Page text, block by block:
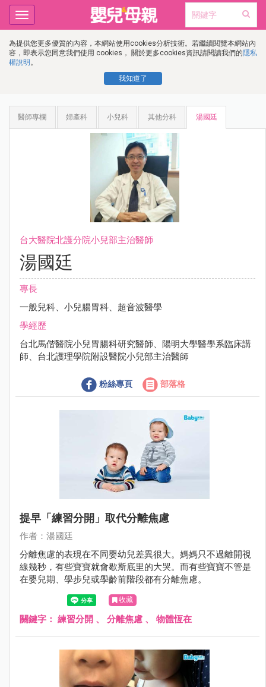
為提供您更多優質的內容，本網站使用cookies分析技術。若繼續閱覽本網站內
容，即表示您同意我們使用 cookies， 關於更多cookies資訊請閱讀我們的隱私
權說明 。
我知道了
Toggle
navigation
醫師專欄 婦產科 小兒科 其他分科 湯國廷
台大醫院北護分院小兒部主治醫師
湯國廷
專長
一般兒科、小兒腸胃科、超音波醫學
學經歷
台北馬偕醫院小兒胃腸科研究醫師、陽明大學醫學系臨床講
師、台北護理學院附設醫院小兒部主治醫師
粉絲專頁 部落格
提早「練習分開」取代分離焦慮
作者：湯國廷
分離焦慮的表現在不同嬰幼兒差異很大。媽媽只不過離開視
線幾秒，有些寶寶就會歇斯底里的大哭。而有些寶寶不管是
在嬰兒期、學步兒或學齡前階段都有分離焦慮。
收藏
關鍵字： 練習分開 、 分離焦慮 、 物體恆在